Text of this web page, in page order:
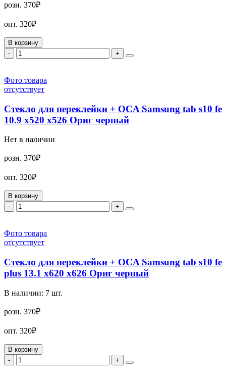
розн. 370₽
опт. 320₽
В корзину
-
+
Фото товара
отсутствует
Стекло для переклейки + OCA Samsung tab s10 fe
10.9 x520 x526 Ориг черный
Нет в наличии
розн. 370₽
опт. 320₽
В корзину
-
+
Фото товара
отсутствует
Стекло для переклейки + OCA Samsung tab s10 fe
plus 13.1 x620 x626 Ориг черный
В наличии: 7 шт.
розн. 370₽
опт. 320₽
В корзину
-
+